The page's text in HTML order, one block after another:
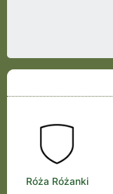
Róża Różanki